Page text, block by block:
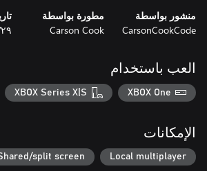
منشور بواسطة
CarsonCookCode
مطورة بواسطة
Carson Cook ٢٩‏/١٢‏/٢٠٢٢
العب باستخدام
XBOX One
XBOX Series X|S
الإمكانات
Local multiplayer
split screen